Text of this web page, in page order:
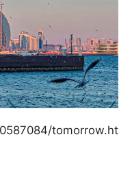
tomorrow.html